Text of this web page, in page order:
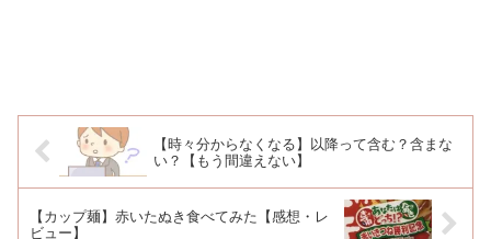
【時々分からなくなる】以降って含む？含まな
い？【もう間違えない】
【カップ麺】赤いたぬき食べてみた【感想・レ
ビュー】